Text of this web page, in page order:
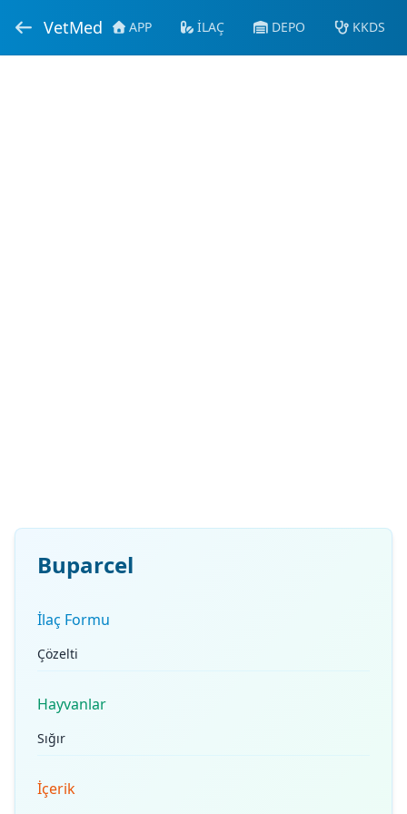
VetMed APP İLAÇ DEPO KKDS
Buparcel
İlaç Formu
Çözelti
Hayvanlar
Sığır
İçerik